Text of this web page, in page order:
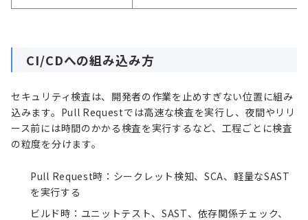
CI/CDへの組み込み方
セキュリティ検査は、開発者の作業を止めすぎない位置に組み
込みます。Pull Requestでは高速な検査を実行し、夜間やリリ
ース前には時間のかかる検査を実行するなど、工程ごとに検査
の粒度を分けます。
Pull Request時：シークレット検知、SCA、軽量なSAST
を実行する
ビルド時：ユニットテスト、SAST、依存関係チェック、